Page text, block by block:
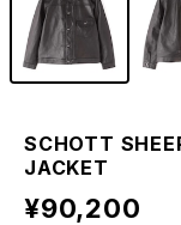
SCHOTT
JACKET
¥90,200